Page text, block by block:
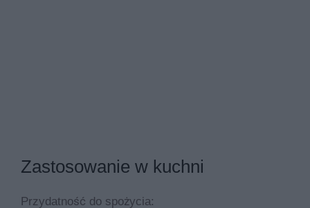
Zastosowanie w kuchni
Przydatność do spożycia: